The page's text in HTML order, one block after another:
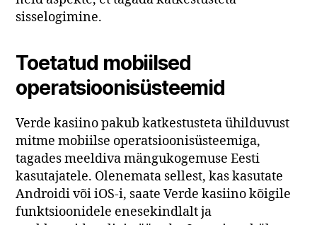
sisselogimine.
Toetatud mobiilsed
operatsioonisüsteemid
Verde kasiino pakub katkestusteta ühilduvust
mitme mobiilse operatsioonisüsteemiga,
tagades meeldiva mängukogemuse Eesti
kasutajatele. Olenemata sellest, kas kasutate
Androidi või iOS-i, saate Verde kasiino kõigile
funktsioonidele enesekindlalt ja